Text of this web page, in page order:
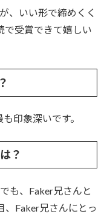
、いい形で締めくく
で受賞できて嬉しい
印象深いです。
？
も、Faker兄さんと
、Faker兄さんにとっ